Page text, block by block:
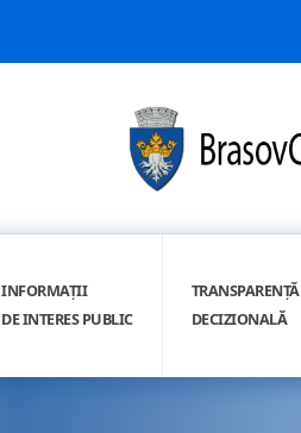
INFORMAȚII
DE INTERES PUBLIC
TRANSPARENȚĂ
DECIZIONALĂ